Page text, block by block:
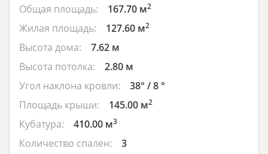
Общая площадь:
167.70 м2
Жилая площадь: 127.60 м2
Высота дома:
7.62 м
Высота потолка:
2.80 м
Угол наклона кровли:
38° / 8 °
Площадь крыши:
145.00 м2
Кубатура: 410.00 м3
Количество спален: 3